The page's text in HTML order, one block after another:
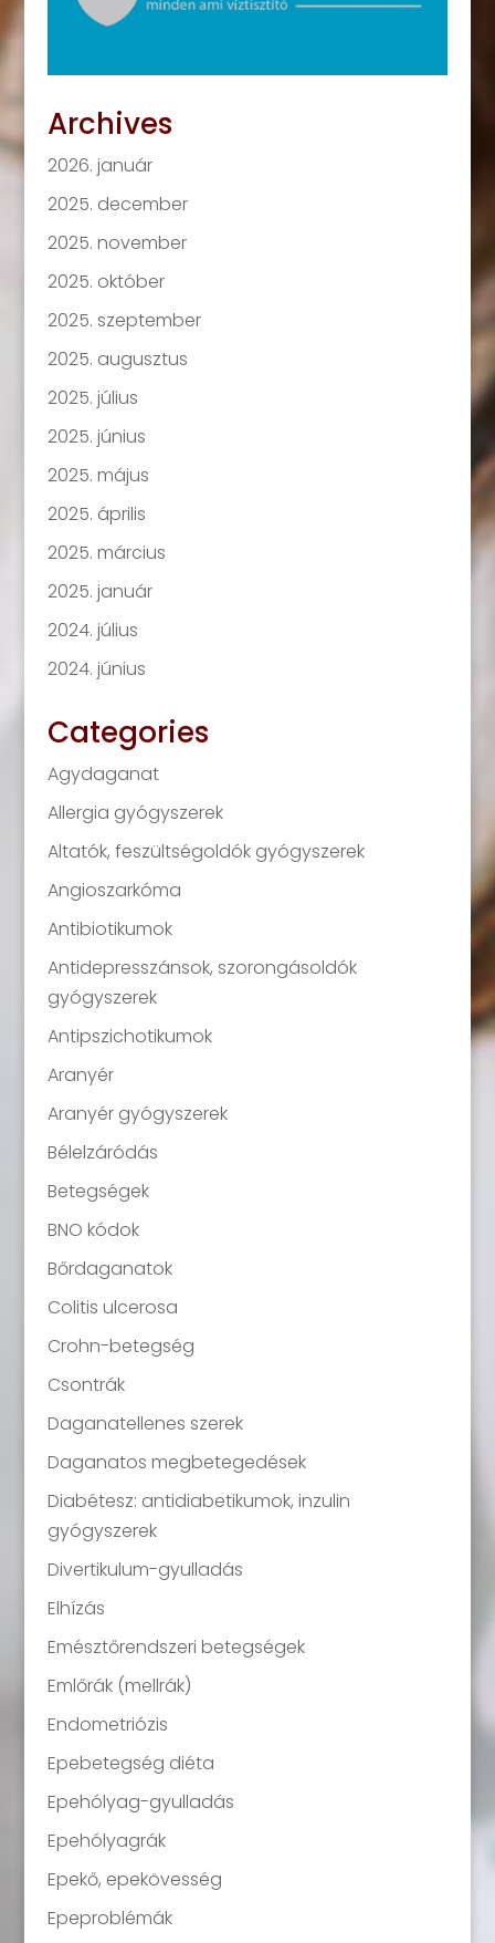
Archives
2026. január
2025. december
2025. november
2025. október
2025. szeptember
2025. augusztus
2025. július
2025. június
2025. május
2025. április
2025. március
2025. január
2024. július
2024. június
Categories
Agydaganat
Allergia gyógyszerek
Altatók, feszültségoldók gyógyszerek
Angioszarkóma
Antibiotikumok
Antidepresszánsok, szorongásoldók
gyógyszerek
Antipszichotikumok
Aranyér
Aranyér gyógyszerek
Bélelzáródás
Betegségek
BNO kódok
Bőrdaganatok
Colitis ulcerosa
Crohn-betegség
Csontrák
Daganatellenes szerek
Daganatos megbetegedések
Diabétesz: antidiabetikumok, inzulin
gyógyszerek
Divertikulum-gyulladás
Elhízás
Emésztőrendszeri betegségek
Emlőrák (mellrák)
Endometriózis
Epebetegség diéta
Epehólyag-gyulladás
Epehólyagrák
Epekő, epekövesség
Epeproblémák